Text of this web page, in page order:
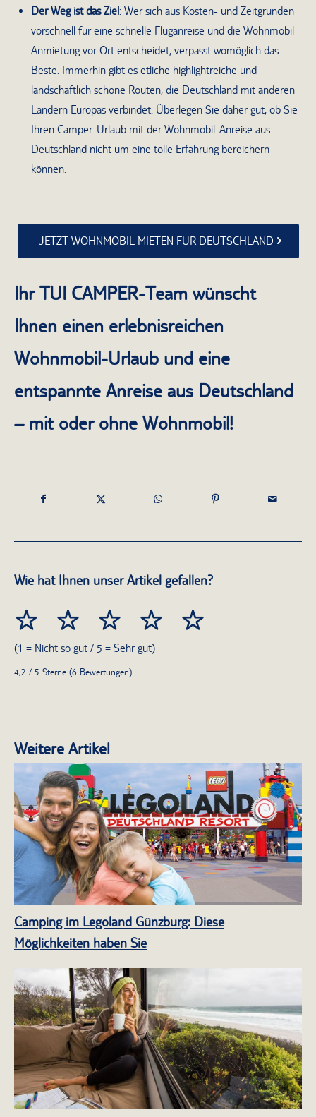
Der Weg ist das Ziel: Wer sich aus Kosten- und Zeitgründen
vorschnell für eine schnelle Fluganreise und die Wohnmobil-
Anmietung vor Ort entscheidet, verpasst womöglich das
Beste. Immerhin gibt es etliche highlightreiche und
landschaftlich schöne Routen, die Deutschland mit anderen
Ländern Europas verbindet. Überlegen Sie daher gut, ob Sie
Ihren Camper-Urlaub mit der Wohnmobil-Anreise aus
Deutschland nicht um eine tolle Erfahrung bereichern
können.
JETZT WOHNMOBIL MIETEN FÜR DEUTSCHLAND
Ihr TUI CAMPER-Team wünscht
Ihnen einen erlebnisreichen
Wohnmobil-Urlaub und eine
entspannte Anreise aus Deutschland
– mit oder ohne Wohnmobil!
Wie hat Ihnen unser Artikel gefallen?
(1 = Nicht so gut / 5 = Sehr gut)
4,2 / 5 Sterne (6 Bewertungen)
Weitere Artikel
Camping im Legoland Günzburg: Diese
Möglichkeiten haben Sie